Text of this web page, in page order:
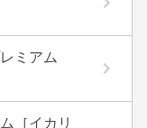
ミアム
［イカリ